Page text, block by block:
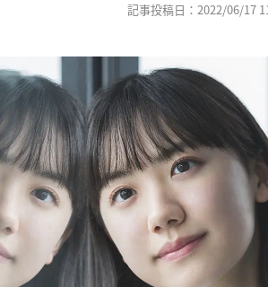
記事投稿日：2022/06/17